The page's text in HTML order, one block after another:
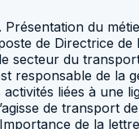
du
de Directrice de
secteur du
responsable de la
activités liées à une
de transport
de la